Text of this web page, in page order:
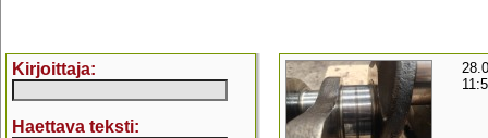
Kirjoittaja:
Haettava teksti: